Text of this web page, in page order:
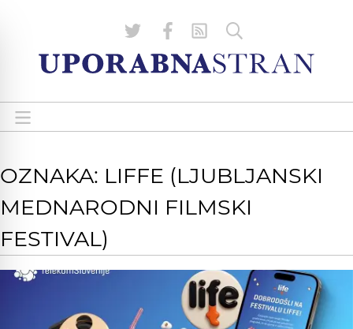
OZNAKA: LIFFE (LJUBLJANSKI
MEDNARODNI FILMSKI
FESTIVAL)